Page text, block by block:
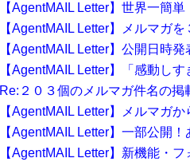
【AgentMAIL Letter】世界一簡
【AgentMAIL Letter】メルマガ
【AgentMAIL Letter】公開日時
【AgentMAIL Letter】「感動し
Re:２０３個のメルマガ件名の
【AgentMAIL Letter】メルマガ
【AgentMAIL Letter】一部公開
【AgentMAIL Letter】新機能・